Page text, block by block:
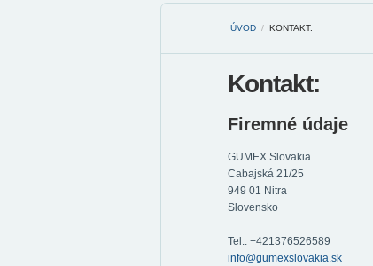
ÚVOD / KONTAKT:
Kontakt:
Firemné údaje
GUMEX Slovakia
Cabajská 21/25
949 01 Nitra
Slovensko
Tel.: +421376526589
info@gumexslovakia.sk